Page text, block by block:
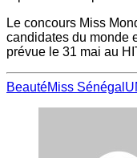
Le concours Miss
candidates du monde
prévue le 31 mai au
BeautéMiss Sénégal